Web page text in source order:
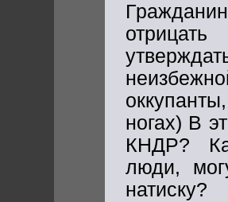
ногах) В
КНДР?
люди,